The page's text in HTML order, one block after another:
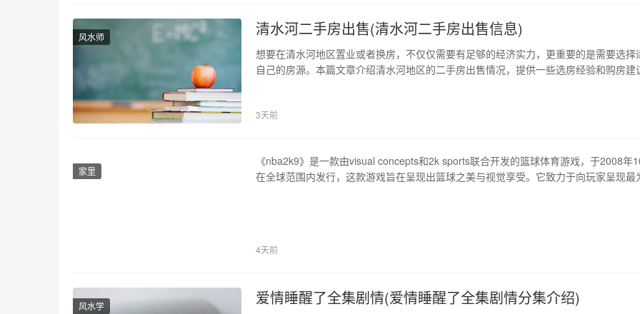
风水师 清水河二手房出售(清水河二手房出售信息)
想要在清水河地区置业或者换房，不仅仅需要有足够的经济实力，更重要的是需要选择
自己的房源。本篇文章介绍清水河地区的二手房出售情况，提供一些选房经验和购房建
通便利。因此，越来越多的人选择在这里…
3天前
家里
《nba2k9》是一款由visual concepts和2k sports联合开发的篮球体育游戏，于2008年
在全球范围内发行，这款游戏旨在呈现出篮球之美与视觉享受。它致力于向玩家呈现最
4天前
风水学 爱情睡醒了全集剧情(爱情睡醒了全集剧情分集介绍)